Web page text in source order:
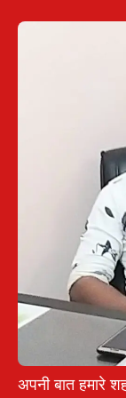
अपनी बात हमारे